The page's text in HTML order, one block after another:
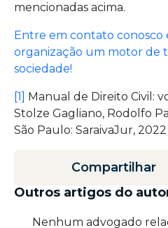
mencionadas acima.
Entre em contato conosco
organização um motor de
sociedade!
[1] Manual de Direito Civil:
Stolze Gagliano, Rodolfo
São Paulo: SaraivaJur, 2022
Compartilhar
Outros artigos do
Nenhum advogado